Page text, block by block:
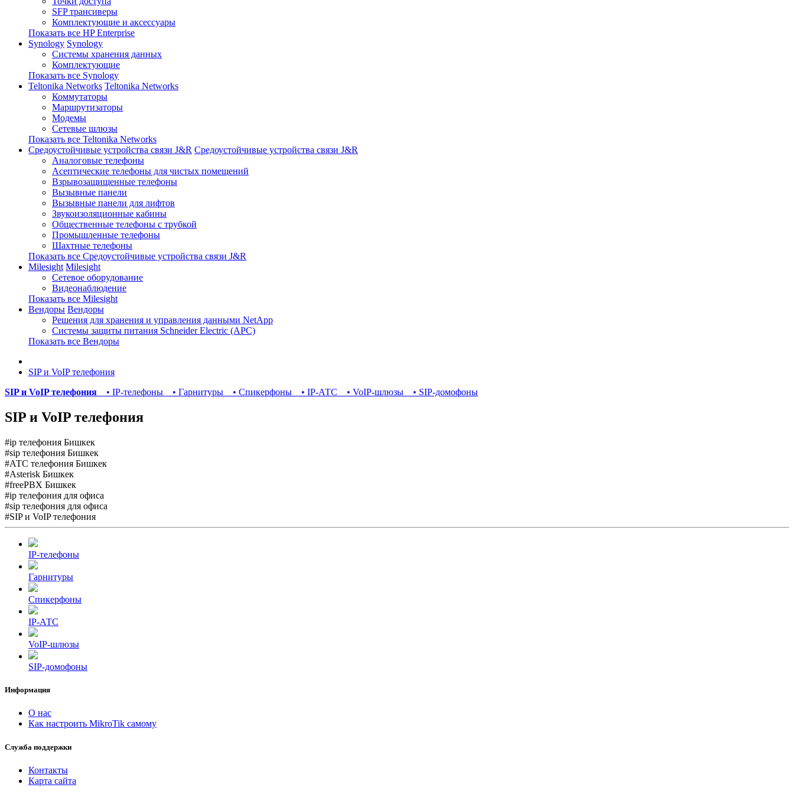
SFP трансиверы
Комплектующие и аксессуары
Показать все HP Enterprise
Synology Synology
Системы хранения данных
Комплектующие
Показать все Synology
Teltonika Networks Teltonika Networks
Коммутаторы
Маршрутизаторы
Модемы
Сетевые шлюзы
Показать все Teltonika Networks
Средоустойчивые устройства связи J&R Средоустойчивые устройства связи J&R
Аналоговые телефоны
Асептические телефоны для чистых помещений
Взрывозащищенные телефоны
Вызывные панели
Вызывные панели для лифтов
Звукоизоляционные кабины
Общественные телефоны с трубкой
Промышленные телефоны
Шахтные телефоны
Показать все Средоустойчивые устройства связи J&R
Milesight Milesight
Сетевое оборудование
Видеонаблюдение
Показать все Milesight
Вендоры Вендоры
Решения для хранения и управления данными NetApp
Системы защиты питания Schneider Electric (APC)
Показать все Вендоры
SIP и VoIP телефония
SIP и VoIP телефония
• IP-телефоны • Гарнитуры • Спикерфоны • IP-АТС • VoIP-шлюзы • SIP-домофоны
SIP и VoIP телефония
#ip телефония Бишкек
#sip телефония Бишкек
#АТС телефония Бишкек
#Asterisk Бишкек
#freePBX Бишкек
#ip телефония для офиса
#sip телефония для офиса
#SIP и VoIP телефония
IP-телефоны
Гарнитуры
Спикерфоны
IP-АТС
VoIP-шлюзы
SIP-домофоны
Информация
О нас
Как настроить MikroTik самому
Служба поддержки
Контакты
Карта сайта